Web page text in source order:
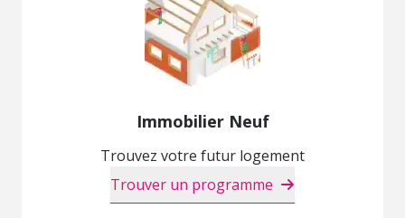
Immobilier Neuf
Trouvez votre futur logement
Trouver un programme